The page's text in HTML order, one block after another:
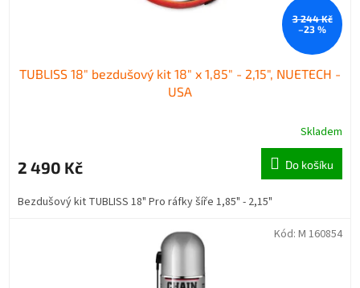
3 244 Kč
–23 %
TUBLISS 18" bezdušový kit 18" x 1,85" - 2,15", NUETECH -
USA
Skladem
2 490 Kč Do košíku
Bezdušový kit TUBLISS 18" Pro ráfky šíře 1,85" - 2,15"
Kód: M 160854